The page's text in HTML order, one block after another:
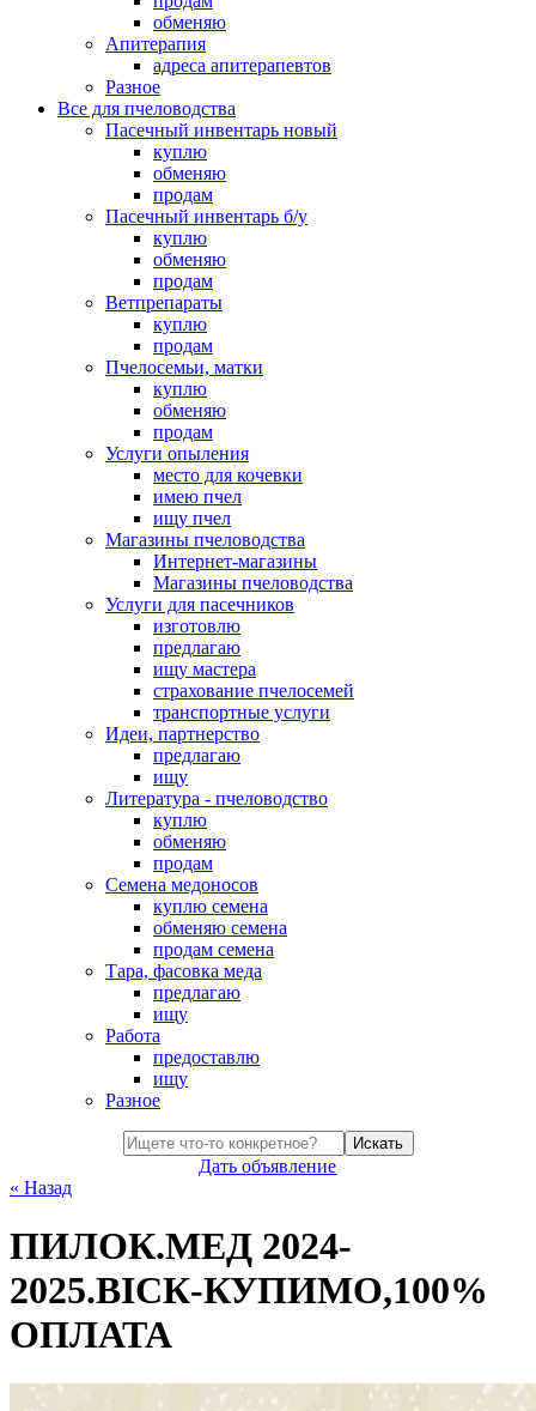
обменяю
Апитерапия
адреса апитерапевтов
Разное
Все для пчеловодства
Пасечный инвентарь новый
куплю
обменяю
продам
Пасечный инвентарь б/у
куплю
обменяю
продам
Ветпрепараты
куплю
продам
Пчелосемьи, матки
куплю
обменяю
продам
Услуги опыления
место для кочевки
имею пчел
ищу пчел
Магазины пчеловодства
Интернет-магазины
Магазины пчеловодства
Услуги для пасечников
изготовлю
предлагаю
ищу мастера
страхование пчелосемей
транспортные услуги
Идеи, партнерство
предлагаю
ищу
Литература - пчеловодство
куплю
обменяю
продам
Семена медоносов
куплю семена
обменяю семена
продам семена
Тара, фасовка меда
предлагаю
ищу
Работа
предоставлю
ищу
Разное
Искать
Дать объявление
« Назад
ПИЛОК.МЕД 2024-
2025.ВІСК-КУПИМО,100%
ОПЛАТА